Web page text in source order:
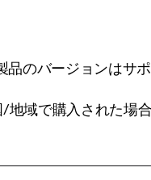
品のバージョンはサ
地域で購入された場